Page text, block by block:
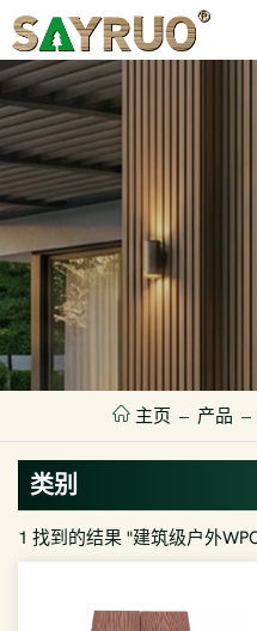
主页 产品
类别
1 找到的结果 "建筑级户外